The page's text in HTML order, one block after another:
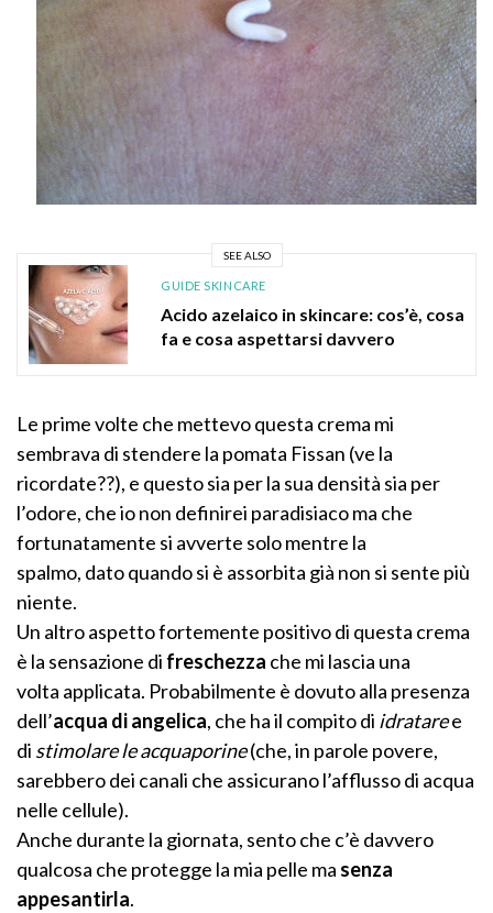
SEE ALSO
GUIDE SKINCARE
Acido azelaico in skincare: cos’è, cosa
fa e cosa aspettarsi davvero
Le prime volte che mettevo questa crema mi
sembrava di stendere la pomata Fissan (ve la
ricordate??), e questo sia per la sua densità sia per
l’odore, che io non definirei paradisiaco ma che
fortunatamente si avverte solo mentre la
spalmo, dato quando si è assorbita già non si sente più
niente.
Un altro aspetto fortemente positivo di questa crema
è la sensazione di freschezza che mi lascia una
volta applicata. Probabilmente è dovuto alla presenza
dell’acqua diangelica, che ha il compito di idrataree
di stimolare leacquaporine(che, in parole povere,
sarebbero dei canali che assicurano l’afflusso di acqua
nelle cellule).
Anche durante la giornata, sento che c’è davvero
qualcosa che protegge la mia pelle ma senza
appesantirla.